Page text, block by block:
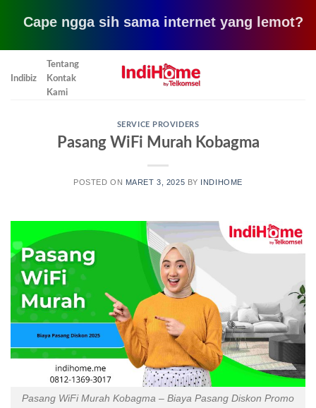
ngga sih sama internet yang lemot? coba
Indibiz
Tentang
Kontak
Kami
SERVICE PROVIDERS
Pasang WiFi Murah Kobagma
POSTED ON MARET 3, 2025 BY INDIHOME
Pasang WiFi Murah Kobagma – Biaya Pasang Diskon Promo